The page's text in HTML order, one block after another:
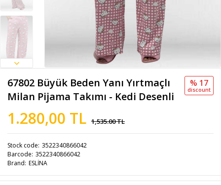
67802 Büyük Beden Yanı Yırtmaçlı
Milan Pijama Takımı - Kedi Desenli
1.280,00 TL 1,535.00 TL
% 17
discount
Stock code 3522340866042
Barcode 3522340866042
Brand ESLİNA